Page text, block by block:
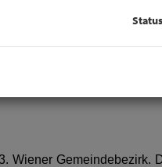
Wiener Gemeindebezirk.